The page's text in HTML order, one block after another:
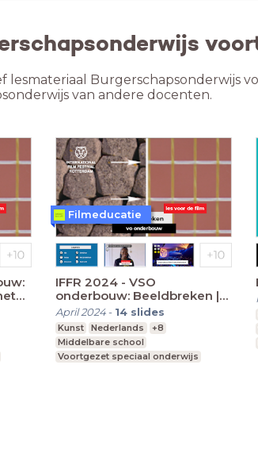
lesmateriaal Burgerschapsonderwijs
van andere docenten.
IFFR 2024 - VSO
onderbouw: Beeldbreken |
les voor het filmbezoek
April 2024- 14 slides
Kunst Nederlands
+8
Middelbare school
Voortgezet speciaal onderwijs
Filmeducatie